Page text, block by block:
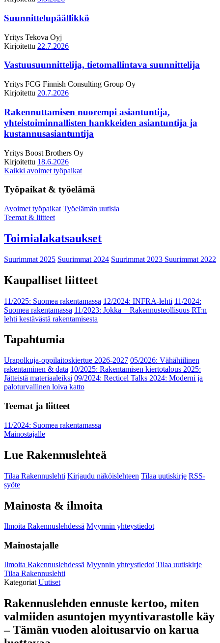
Suunnittelupäällikkö
Yritys Tekova Oyj
Kirjoitettu 22.7.2026
Vastuusuunnittelija, tietomallintava suunnittelija
Yritys FCG Finnish Consulting Group Oy
Kirjoitettu 20.7.2026
Rakennuttamisen nuorempi asiantuntija,
yhteistoiminnallisten hankkeiden asiantuntija ja
kustannusasiantuntija
Yritys Boost Brothers Oy
Kirjoitettu 18.6.2026
Kaikki avoimet työpaikat
Työpaikat & työelämä
Avoimet työpaikat Työelämän uutisia
Teemat & liitteet
Toimialakatsaukset
Suurimmat 2025 Suurimmat 2024 Suurimmat 2023 Suurimmat 2022
Kaupalliset liitteet
11/2025: Suomea rakentamassa 12/2024: INFRA-lehti 11/2024:
Suomea rakentamassa 11/2023: Jokka − Rakennusteollisuus RT:n
lehti kestävästä rakentamisesta
Tapahtumia
Urapolkuja-oppilaitoskiertue 2026-2027 05/2026: Vähähiilinen
rakentaminen & data 10/2025: Rakentamisen kiertotalous 2025:
Jätteistä materiaaleiksi 09/2024: Recticel Talks 2024: Moderni ja
paloturvallinen loiva katto
Teemat ja liitteet
11/2024: Suomea rakentamassa
Mainostajalle
Lue Rakennuslehteä
Tilaa Rakennuslehti Kirjaudu näköislehteen Tilaa uutiskirje RSS-
syöte
Mainosta & ilmoita
Ilmoita Rakennuslehdessä Myynnin yhteystiedot
Mainostajalle
Ilmoita Rakennuslehdessä Myynnin yhteystiedot Tilaa uutiskirje
Tilaa Rakennuslehti
Kategoriat Uutiset
Rakennuslehden ennuste kertoo, miten
valmiiden asuntojen myyntivarastolle käy
– Tämän vuoden aloitusarvio on karua